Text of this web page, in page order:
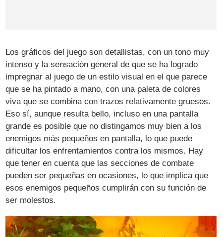
Los gráficos del juego son detallistas, con un tono muy
intenso y la sensación general de que se ha logrado
impregnar al juego de un estilo visual en el que parece
que se ha pintado a mano, con una paleta de colores
viva que se combina con trazos relativamente gruesos.
Eso sí, aunque resulta bello, incluso en una pantalla
grande es posible que no distingamos muy bien a los
enemigos más pequeños en pantalla, lo que puede
dificultar los enfrentamientos contra los mismos. Hay
que tener en cuenta que las secciones de combate
pueden ser pequeñas en ocasiones, lo que implica que
esos enemigos pequeños cumplirán con su función de
ser molestos.